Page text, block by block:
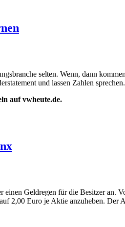
selten. Wenn, dann
und lassen Zahlen
auf vwheute.de.
Geldregen für die Besitzer
2,00 Euro je Aktie anzuheben. Der